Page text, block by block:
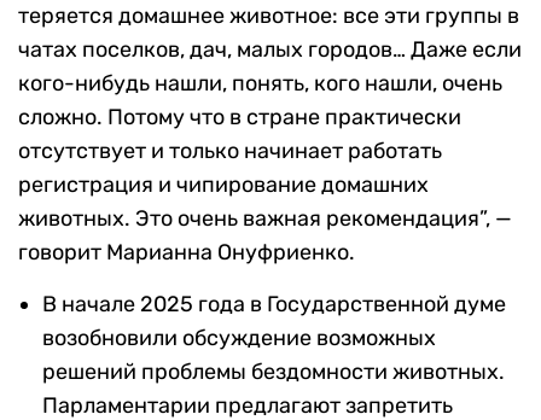
теряется домашнее животное: все эти группы в
чатах поселков, дач, малых городов… Даже если
кого-нибудь нашли, понять, кого нашли, очень
сложно. Потому что в стране практически
отсутствует и только начинает работать
регистрация и чипирование домашних
животных. Это очень важная рекомендация”, —
говорит Марианна Онуфриенко.
В начале 2025 года в Государственной думе
возобновили обсуждение возможных
решений проблемы бездомности животных.
Парламентарии предлагают запретить